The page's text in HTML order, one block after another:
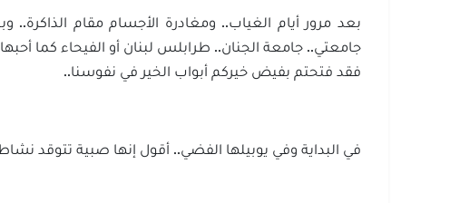
بعد مرور أيام الغياب.. ومغادرة الأجسام مقام الذاكرة..
جامعتي.. جامعة الجنان.. طرابلس لبنان أو الفيحاء كما
فقد فتحتم بفيض خيركم أبواب الخير في نفوسنا..
في البداية وفي يوبيلها الفضي.. أقول إنها صبية تتوقد